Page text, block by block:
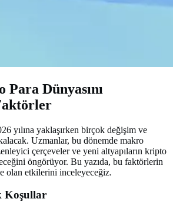
Dünyasını
yılına yaklaşırken birçok değişim ve
Uzmanlar, bu dönemde makro
çerçeveler ve yeni altyapıların kripto
öngörüyor. Bu yazıda, bu faktörlerin
olan etkilerini inceleyeceğiz.
Koşullar